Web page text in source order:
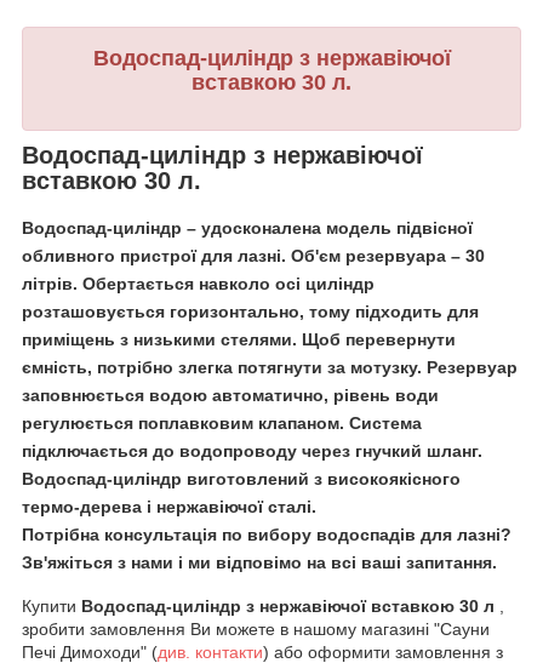
Водоспад-циліндр з нержавіючої
вставкою 30 л.
Водоспад-циліндр з нержавіючої
вставкою 30 л.
Водоспад-циліндр – удосконалена модель підвісної
обливного пристрої для лазні. Об'єм резервуара – 30
літрів. Обертається навколо осі циліндр
розташовується горизонтально, тому підходить для
приміщень з низькими стелями. Щоб перевернути
ємність, потрібно злегка потягнути за мотузку. Резервуар
заповнюється водою автоматично, рівень води
регулюється поплавковим клапаном. Система
підключається до водопроводу через гнучкий шланг.
Водоспад-циліндр виготовлений з високоякісного
термо-дерева і нержавіючої сталі.
Потрібна консультація по вибору водоспадів для лазні?
Зв'яжіться з нами і ми відповімо на всі ваші запитання.
Купити Водоспад-циліндр з нержавіючої вставкою 30 л
зробити замовлення Ви можете в нашому магазині "Сауни
Печі Димоходи" (див. контакти) або оформити замовлення з